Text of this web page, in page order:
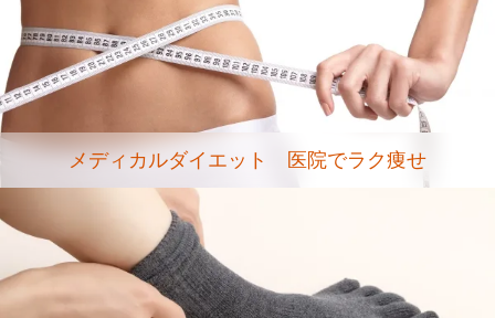
メディカルダイエット 医院でラク痩せ